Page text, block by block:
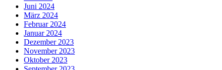
Juni 2024
März 2024
Februar 2024
Januar 2024
Dezember 2023
November 2023
Oktober 2023